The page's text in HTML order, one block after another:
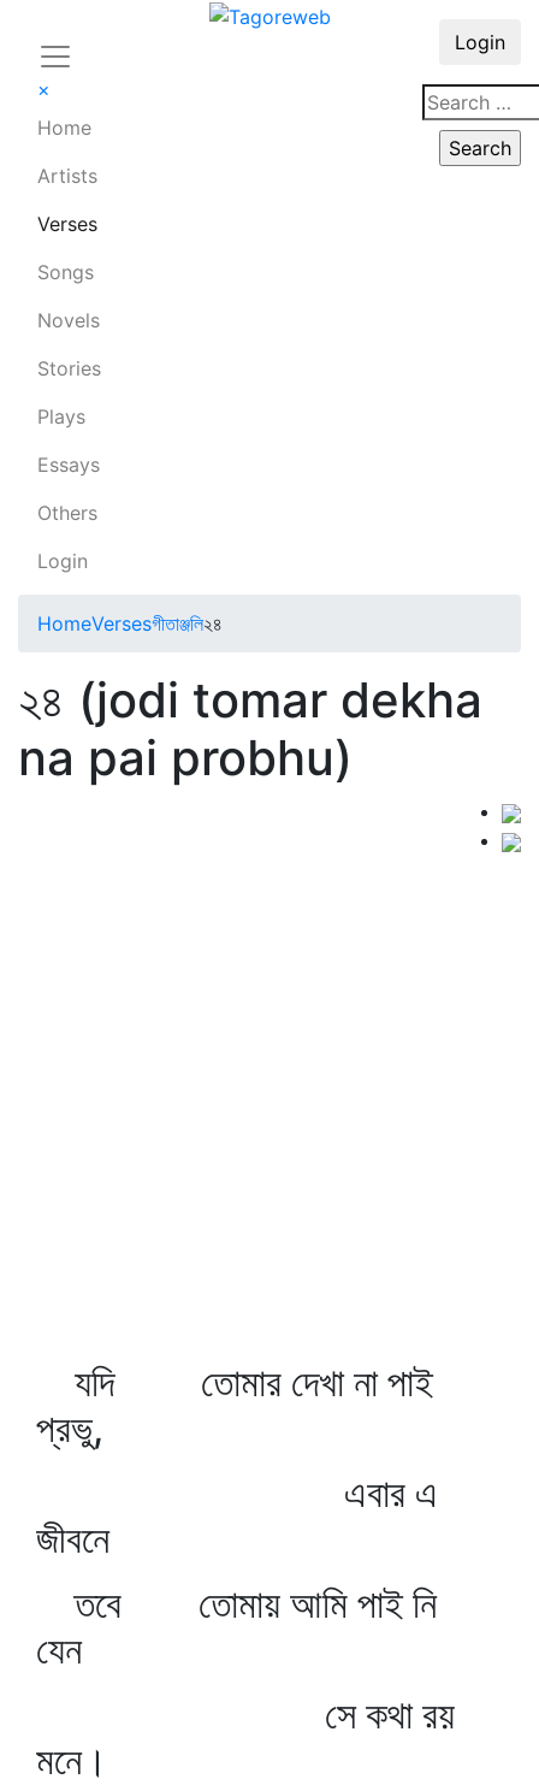
×
Home
Artists
Verses
Songs
Novels
Stories
Plays
Essays
Others
Login
Login
HomeVersesগীতাঞ্জলি২৪
২৪ (jodi tomar dekha
na pai probhu)
যদি তোমার দেখা না পাই
প্রভু,
এবার এ
জীবনে
তবে তোমায় আমি পাই নি
যেন
সে কথা রয়
মনে।